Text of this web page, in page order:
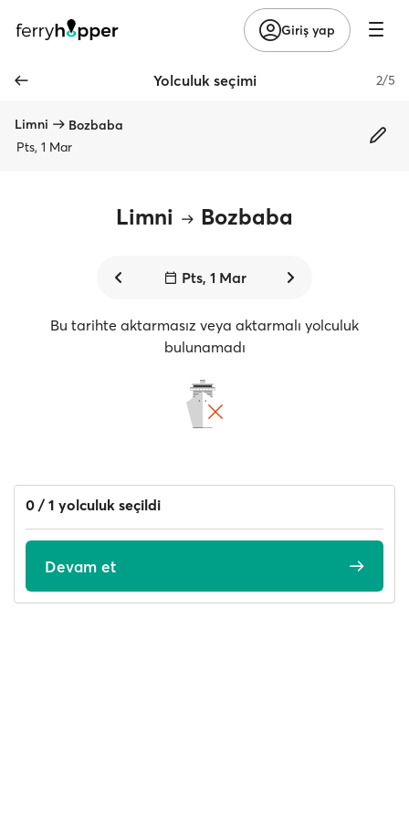
Giriş yap
Yolculuk seçimi 2/5
Limni
Bozbaba
Pts, 1 Mar
Limni Bozbaba
Pts, 1 Mar
Bu tarihte aktarmasız veya aktarmalı yolculuk
bulunamadı
0 / 1 yolculuk seçildi
Devam et